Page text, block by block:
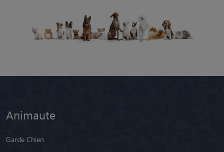
Animaute
Garde Chien